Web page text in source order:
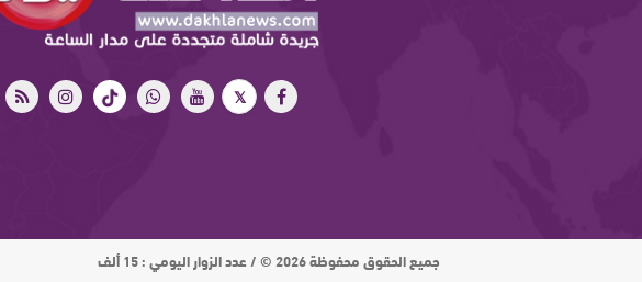
جميع الحقوق محفوظة 2026 © / عدد الزوار اليومي : 15 ألف